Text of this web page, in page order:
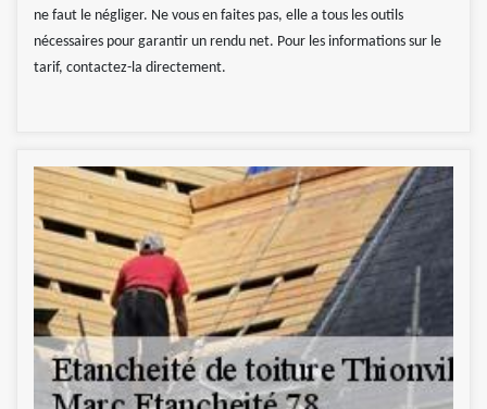
ne faut le négliger. Ne vous en faites pas, elle a tous les outils
nécessaires pour garantir un rendu net. Pour les informations sur le
tarif, contactez-la directement.